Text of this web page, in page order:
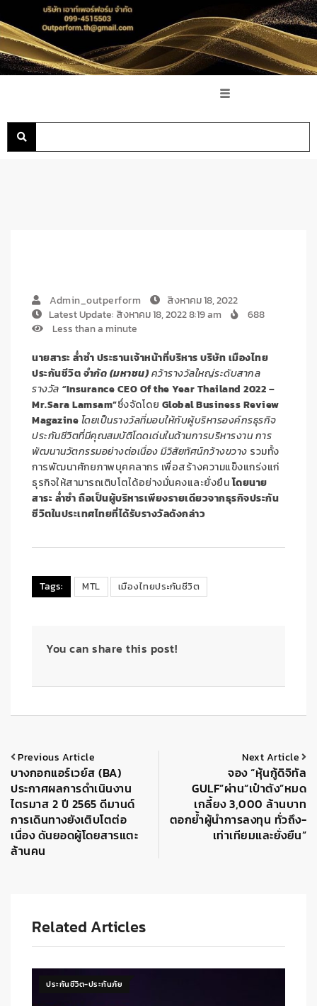
Admin_outperform
สิงหาคม 18, 2022
Latest Update: สิงหาคม 18, 2022 8:19 am
688
Less than a minute
นายสาระ ล่ำซำ ประธานเจ้าหน้าที่บริหาร บริษัท เมืองไทย
ประกันชีวิตจำกัด (มหาชน)คว้ารางวัลใหญ่ระดับสากล
รางวัล “Insurance CEO Of the Year Thailand 2022 –
Mr.Sara Lamsam”ซึ่งจัดโดย Global Business Review
Magazine โดยเป็นรางวัลที่มอบให้กับผู้บริหารองค์กรธุรกิจ
ประกันชีวิตที่มีคุณสมบัติโดดเด่นในด้านการบริหารงาน การ
พัฒนานวัตกรรมอย่างต่อเนื่อง มีวิสัยทัศน์กว้างขวาง รวมทั้ง
การพัฒนาศักยภาพบุคคลากร เพื่อสร้างความแข็งแกร่งแก่
ธุรกิจให้สามารถเติบโตได้อย่างมั่นคงและยั่งยืนโดยนาย
สาระ ล่ำซำ ถือเป็นผู้บริหารเพียงรายเดียวจากธุรกิจประกัน
ชีวิตในประเทศไทยที่ได้รับรางวัลดังกล่าว
Tags: MTL เมืองไทยประกันชีวิต
You can share this post!
Previous Article
บางกอกแอร์เวย์ส (BA)
ประกาศผลการดำเนินงาน
ไตรมาส 2 ปี 2565 ดีมานด์
การเดินทางยังเติบโตต่อ
เนื่อง ดันยอดผู้โดยสารแตะ
ล้านคน
Next Article
จอง “หุ้นกู้ดิจิทัล
GULF”ผ่าน“เป๋าตัง”หมด
เกลี้ยง 3,000 ล้านบาท
ตอกย้ำผู้นำการลงทุน ทั่วถึง-
เท่าเทียมและยั่งยืน”
Related Articles
ประกันชีวิต-ประกันภัย